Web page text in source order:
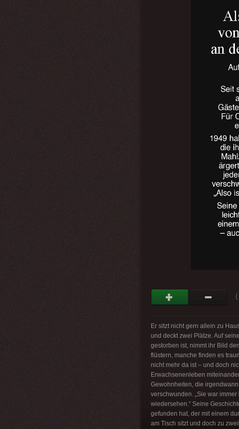
(
Er sitzt nicht gern allein zu
und deckt zwei Plätze. Auf
gestorben ist, nimmt ihr Bild
flüstern, manche finden es
nicht mehr da ist – und doch
Erwachsenenleben
Gewohnheiten, die
verschwunden. „Sie war
wiedersehen.“ Seine
gefunden hat, der mit einem
am Tisch sitzt und doch zu